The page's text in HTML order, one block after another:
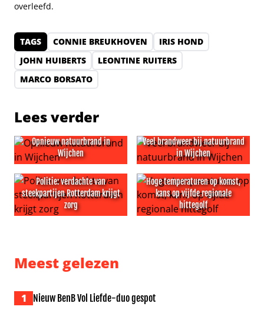
overleefd.
TAGS CONNIE BREUKHOVEN
IRIS HOND
JOHN HUIBERTS
LEONTINE RUITERS
MARCO BORSATO
Lees verder
Opnieuw natuurbrand in
Wijchen
Opnieuw natuurbrand in Wijchen
Veel brandweer bij natuurbrand
in Wijchen
Veel brandweer bij
Politie: verdachte van
steekpartijen Rotterdam krijgt
zorg
Hoge temperaturen op komst,
kans op vijfde regionale
hittegolf
Meest gelezen
1 Nieuw BenB Vol Liefde-duo gespot